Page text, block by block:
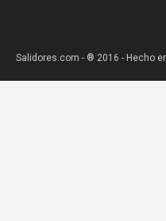
Salidores.com - ® 2016 - Hecho